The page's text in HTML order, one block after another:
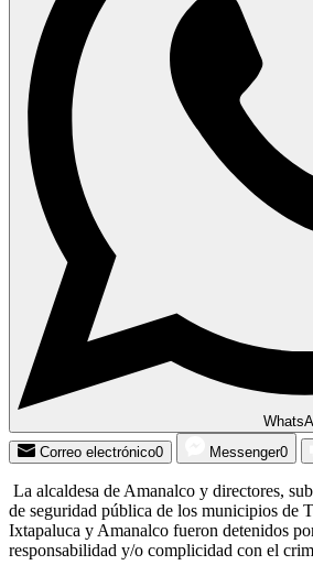
Correo electrónico0 Messenger0
La alcaldesa de Amanalco y directores,
de seguridad pública de los municipios de
Ixtapaluca y Amanalco fueron detenidos
responsabilidad y/o complicidad con el